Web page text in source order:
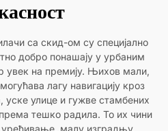
са скид-ом су специјално
добро понашају у урбаним
увек на премију. Њихов мали,
лагу навигацију кроз
уске улице и гужве стамбених
тешко радила. То их чини
малу изградњу,